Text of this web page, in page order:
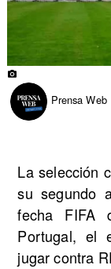
Prensa Web
La selección
su segundo
fecha FIFA
Portugal, el
jugar contra